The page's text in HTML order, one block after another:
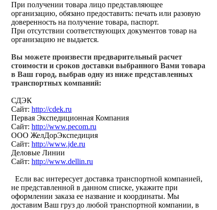
При получении товара лицо представляющее
организацию, обязано предоставить: печать или разовую
доверенность на получение товара, паспорт.
При отсутствии соответствующих документов товар на
организацию не выдается.
Вы можете произвести предварительный расчет
стоимости и сроков доставки выбранного Вами товара
в Ваш город, выбрав одну из ниже представленных
транспортных компаний:
СДЭК
Сайт: http://cdek.ru
Первая Экспедиционная Компания
Сайт: http://www.pecom.ru
ООО ЖелДорЭкспедиция
Сайт: http://www.jde.ru
Деловые Линии
Сайт: http://www.dellin.ru
Если вас интересует доставка транспортной компанией,
не представленной в данном списке, укажите при
оформлении заказа ее название и координаты. Мы
доставим Ваш груз до любой транспортной компании, в